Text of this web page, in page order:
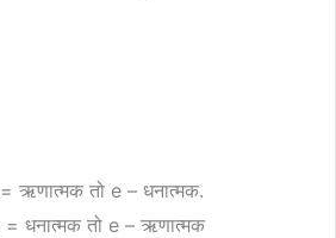
= ऋणात्मक तो e – धनात्मक.
= धनात्मक तो e – ऋणात्मक